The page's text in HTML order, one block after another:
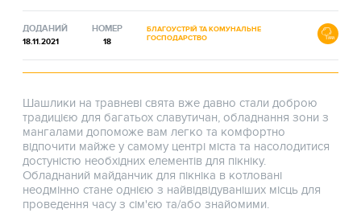
ДОДАНИЙ
18.11.2021
НОМЕР
18
БЛАГОУСТРІЙ ТА КОМУНАЛЬНЕ
ГОСПОДАРСТВО
Шашлики на травневі свята вже давно стали доброю
традицією для багатьох славутичан, обладнання зони з
мангалами допоможе вам легко та комфортно
відпочити майже у самому центрі міста та насолодитися
достуністю необхідних елементів для пікніку.
Обладнаний майданчик для пікніка в котловані
неодмінно стане однією з найвідвідуваніших місць для
проведення часу з сім'єю та/або знайомими.